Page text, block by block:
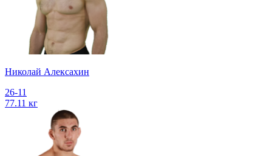
Николай Алексахин
26-11
77.11 кг